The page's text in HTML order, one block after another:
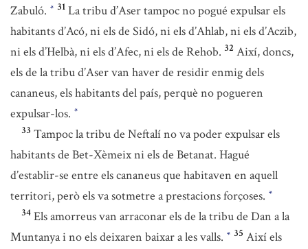
Zabuló. * 31 La tribu d’Aser tampoc no pogué expulsar els
habitants d’Acó, ni els de Sidó, ni els d’Ahlab, ni els d’Aczib,
ni els d’Helbà, ni els d’Afec, ni els de Rehob. 32 Així, doncs,
els de la tribu d’Aser van haver de residir enmig dels
cananeus, els habitants del país, perquè no pogueren
expulsar-los. *
33 Tampoc la tribu de Neftalí no va poder expulsar els
habitants de Bet-Xèmeix ni els de Betanat. Hagué
d’establir-se entre els cananeus que habitaven en aquell
territori, però els va sotmetre a prestacions forçoses. *
34 Els amorreus van arraconar els de la tribu de Dan a la
Muntanya i no els deixaren baixar a les valls. * 35 Així els